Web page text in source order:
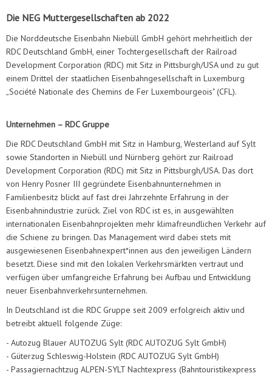
Die NEG Muttergesellschaften ab 2022
Die Norddeutsche Eisenbahn Niebüll GmbH gehört mehrheitlich der
RDC Deutschland GmbH, einer Tochtergesellschaft der Railroad
Development Corporation (RDC) mit Sitz in Pittsburgh/USA und zu gut
einem Drittel der staatlichen Eisenbahngesellschaft in Luxemburg
„Société Nationale des Chemins de Fer Luxembourgeois" (CFL).
Unternehmen – RDC Gruppe
Die RDC Deutschland GmbH mit Sitz in Hamburg, Westerland auf Sylt
sowie Standorten in Niebüll und Nürnberg gehört zur Railroad
Development Corporation (RDC) mit Sitz in Pittsburgh/USA. Das dort
von Henry Posner III gegründete Eisenbahnunternehmen in
Familienbesitz blickt auf fast drei Jahrzehnte Erfahrung in der
Eisenbahnindustrie zurück. Ziel von RDC ist es, in ausgewählten
internationalen Eisenbahnprojekten mehr klimafreundlichen Verkehr auf
die Schiene zu bringen. Das Management wird dabei stets mit
ausgewiesenen Eisenbahnexpert*innen aus den jeweiligen Ländern
besetzt. Diese sind mit den lokalen Verkehrsmärkten vertraut und
verfügen über umfangreiche Erfahrung bei Aufbau und Entwicklung
neuer Eisenbahnverkehrsunternehmen.
In Deutschland ist die RDC Gruppe seit 2009 erfolgreich aktiv und
betreibt aktuell folgende Züge:
- Autozug Blauer AUTOZUG Sylt (RDC AUTOZUG Sylt GmbH)
- Güterzug Schleswig-Holstein (RDC AUTOZUG Sylt GmbH)
- Passagiernachtzug ALPEN-SYLT Nachtexpress (Bahntouristikexpress